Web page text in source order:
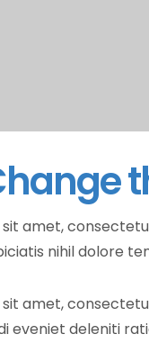
amet,
nihil dolore
amet,
eveniet deleniti